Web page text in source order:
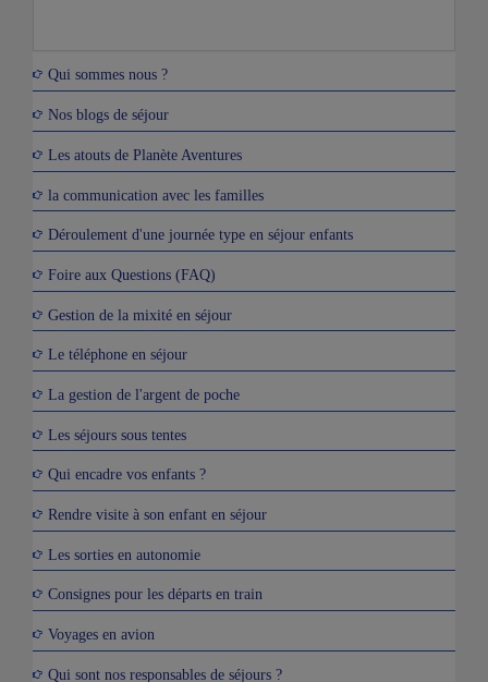
Qui sommes nous ?
Nos blogs de séjour
Les atouts de Planète Aventures
la communication avec les familles
Déroulement d'une journée type en séjour enfants
Foire aux Questions (FAQ)
Gestion de la mixité en séjour
Le téléphone en séjour
La gestion de l'argent de poche
Les séjours sous tentes
Qui encadre vos enfants ?
Rendre visite à son enfant en séjour
Les sorties en autonomie
Consignes pour les départs en train
Voyages en avion
Qui sont nos responsables de séjours ?